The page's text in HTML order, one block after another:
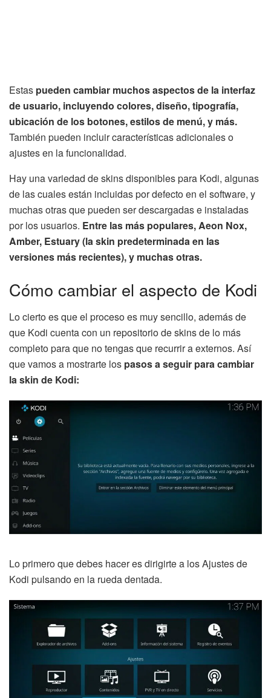
Estas pueden cambiar muchos aspectos de la interfaz
de usuario, incluyendo colores, diseño, tipografía,
ubicación de los botones, estilos de menú, y más.
También pueden incluir características adicionales o
ajustes en la funcionalidad.
Hay una variedad de skins disponibles para Kodi, algunas
de las cuales están incluidas por defecto en el software, y
muchas otras que pueden ser descargadas e instaladas
por los usuarios. Entre las más populares, Aeon Nox,
Amber, Estuary (la skin predeterminada en las
versiones más recientes), y muchas otras.
Cómo cambiar el aspecto de Kodi
Lo cierto es que el proceso es muy sencillo, además de
que Kodi cuenta con un repositorio de skins de lo más
completo para que no tengas que recurrir a externos. Así
que vamos a mostrarte los pasos a seguir para cambiar
la skin de Kodi:
Lo primero que debes hacer es dirigirte a los Ajustes de
Kodi pulsando en la rueda dentada.